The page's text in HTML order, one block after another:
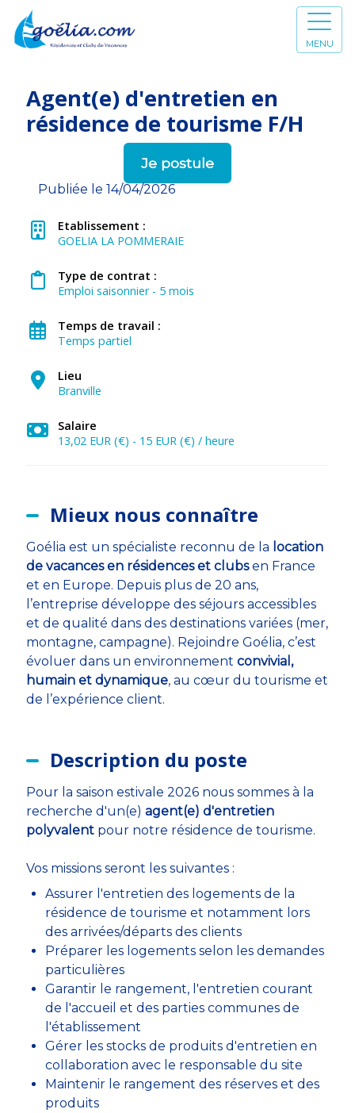
MENU
Agent(e) d'entretien en
résidence de tourisme F/H
Je postule
Publiée le 14/04/2026
Etablissement :
GOELIA LA POMMERAIE
Type de contrat :
Emploi saisonnier - 5 mois
Temps de travail :
Temps partiel
Lieu
Branville
Salaire
13,02 EUR (€) - 15 EUR (€) / heure
Mieux nous connaître
Goélia est un spécialiste reconnu de la location
de vacances en résidences et clubsen France
et en Europe. Depuis plus de 20 ans,
l’entreprise développe des séjours accessibles
et de qualité dans des destinations variées (mer,
montagne, campagne). Rejoindre Goélia, c’est
évoluer dans un environnement convivial,
humain et dynamique, au cœur du tourisme et
de l’expérience client.
Description du poste
Pour la saison estivale 2026 nous sommes à la
recherche d'un(e) agent(e) d'entretien
polyvalentpour notre résidence de tourisme.
Vos missions seront les suivantes :
Assurer l'entretien des logements de la
résidence de tourisme et notamment lors
des arrivées/départs des clients
Préparer les logements selon les demandes
particulières
Garantir le rangement, l'entretien courant
de l'accueil et des parties communes de
l'établissement
Gérer les stocks de produits d'entretien en
collaboration avec le responsable du site
Maintenir le rangement des réserves et des
produits